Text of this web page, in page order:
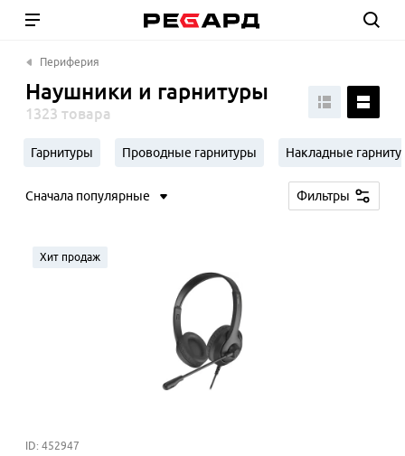
Периферия
Наушники и гарнитуры
1323 товара
Гарнитуры Проводные гарнитуры Накладные
Сначала популярные Фильтры
Хит продаж
ID: 452947